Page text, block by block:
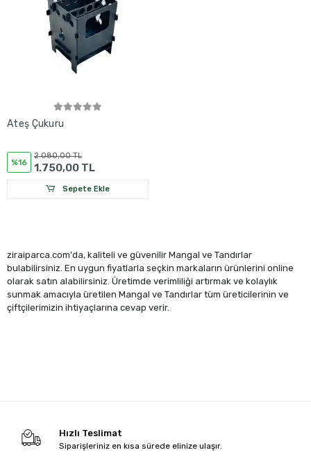
Ateş Çukuru
%16
2.080,00 TL
1.750,00 TL
Sepete Ekle
ziraiparca.com'da, kaliteli ve güvenilir Mangal ve Tandırlar
bulabilirsiniz. En uygun fiyatlarla seçkin markaların ürünlerini online
olarak satın alabilirsiniz. Üretimde verimliliği artırmak ve kolaylık
sunmak amacıyla üretilen Mangal ve Tandırlar tüm üreticilerinin ve
çiftçilerimizin ihtiyaçlarına cevap verir.
Hızlı Teslimat
Siparişleriniz en kısa sürede elinize ulaşır.